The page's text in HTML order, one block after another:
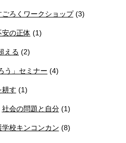
ごろくワークショップ(3)
安の正体 (1)
える (2)
う」セミナー (4)
耕す (1)
社会の問題と自分(1)
学校キンコンカン (8)